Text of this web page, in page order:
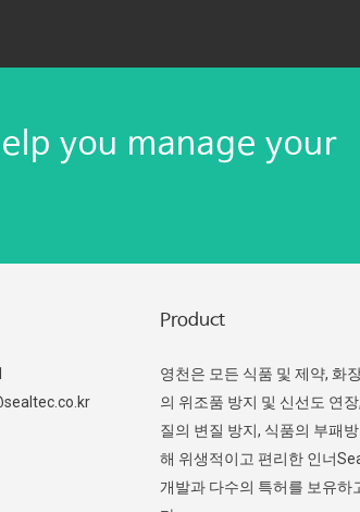
you manage your
Product
영천은 모든 식품 및 제약, 화
의 위조품 방지 및 신선도 연
질의 변질 방지, 식품의 부패
해 위생적이고 편리한 인너
개발과 다수의 특허를 보유하